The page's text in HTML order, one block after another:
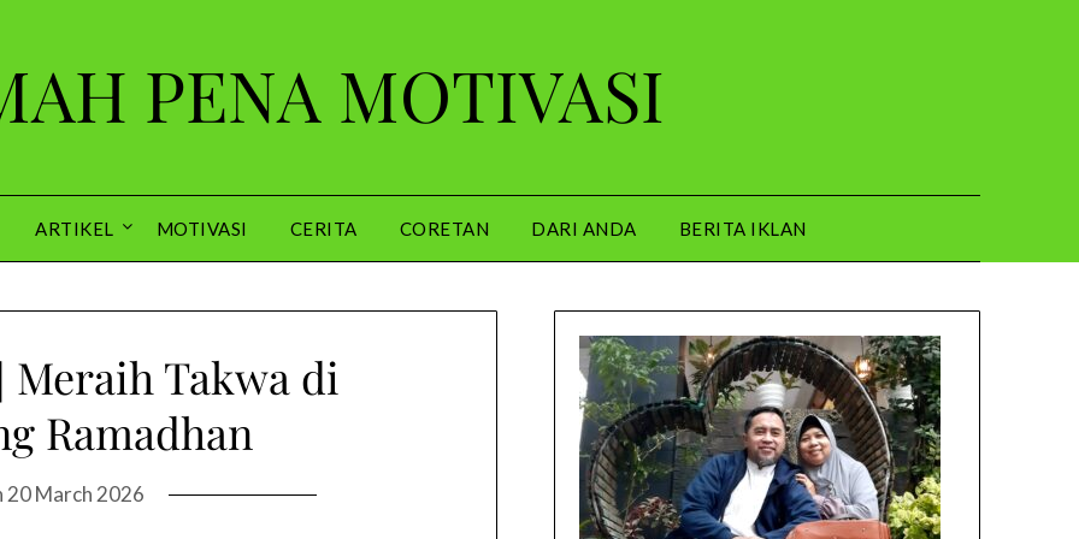
PENA MOTIVASI
ARTIKEL MOTIVASI CERITA CORETAN DARI ANDA BERITA IKLAN
Meraih Takwa di
Ramadhan
20 March 2026